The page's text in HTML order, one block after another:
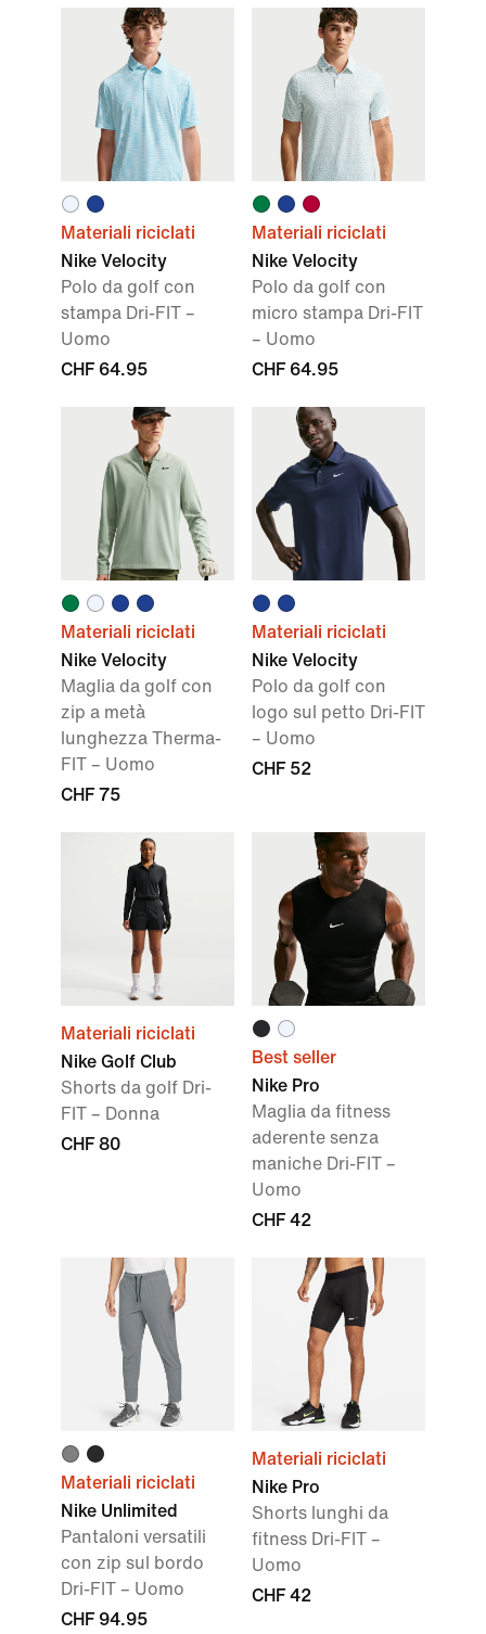
Materiali riciclati
Nike Velocity
Polo da golf con
stampa Dri-FIT –
Uomo
CHF 64.95
Materiali riciclati
Nike Velocity
Polo da golf con
micro stampa Dri-FIT
– Uomo
CHF 64.95
Materiali riciclati
Nike Velocity
Maglia da golf con
zip a metà
lunghezza Therma-
FIT – Uomo
CHF 75
Materiali riciclati
Nike Velocity
Polo da golf con
logo sul petto Dri-FIT
– Uomo
CHF 52
Materiali riciclati
Nike Golf Club
Shorts da golf Dri-
FIT – Donna
CHF 80
Best seller
Nike Pro
Maglia da fitness
aderente senza
maniche Dri-FIT –
Uomo
CHF 42
Materiali riciclati
Nike Unlimited
Pantaloni versatili
con zip sul bordo
Dri-FIT – Uomo
CHF 94.95
Materiali riciclati
Nike Pro
Shorts lunghi da
fitness Dri-FIT –
Uomo
CHF 42